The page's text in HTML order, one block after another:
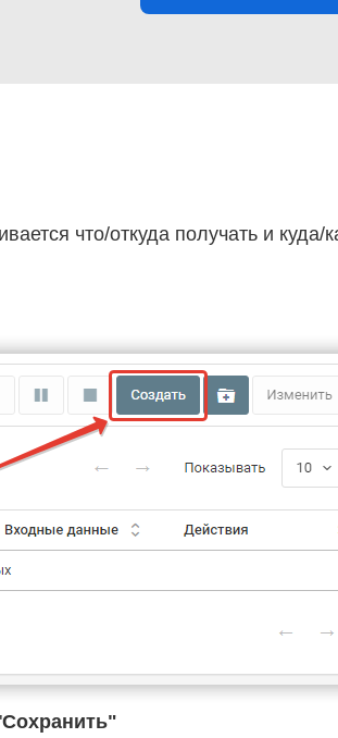
что/откуда получать и куда/
Cохранить"